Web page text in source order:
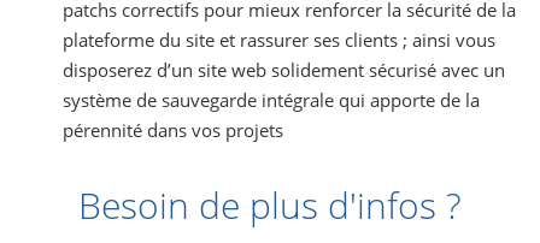
patchs correctifs pour mieux renforcer la sécurité de la
plateforme du site et rassurer ses clients ; ainsi vous
disposerez d’un site web solidement sécurisé avec un
système de sauvegarde intégrale qui apporte de la
pérennité dans vos projets
Besoin de plus d'infos ?